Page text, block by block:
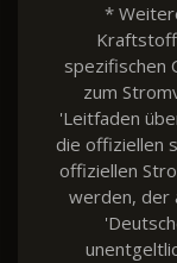
*
spezifischen
zum
'Leitfaden
die offiziellen
offiziellen
werden, der